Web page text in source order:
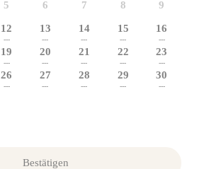
5 6 7 8 9
12
---
13
---
14
---
15
---
16
---
19
---
20
---
21
---
22
---
23
---
26
---
27
---
28
---
29
---
30
---
Bestätigen